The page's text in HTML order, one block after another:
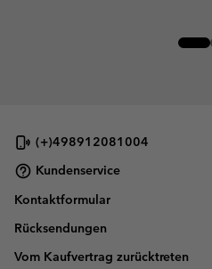
(+)498912081004
Kundenservice
Kontaktformular
Rücksendungen
Vom Kaufvertrag zurücktreten